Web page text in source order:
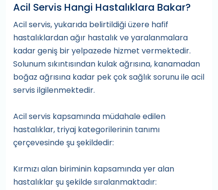
Acil Servis Hangi Hastalıklara Bakar?
Acil servis, yukarıda belirtildiği üzere hafif
hastalıklardan ağır hastalık ve yaralanmalara
kadar geniş bir yelpazede hizmet vermektedir.
Solunum sıkıntısından kulak ağrısına, kanamadan
boğaz ağrısına kadar pek çok sağlık sorunu ile acil
servis ilgilenmektedir.
Acil servis kapsamında müdahale edilen
hastalıklar, triyaj kategorilerinin tanımı
çerçevesinde şu şekildedir:
Kırmızı alan biriminin kapsamında yer alan
hastalıklar şu şekilde sıralanmaktadır: